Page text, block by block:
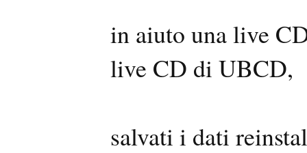
in aiuto una live
live CD di UBCD,
salvati i dati